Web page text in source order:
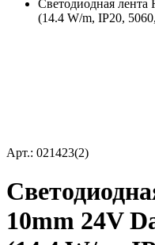
Светодиодная
(14.4 W/m, IP20,
Арт.: 021423(2)
10mm 24V